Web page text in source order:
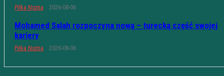
Piłka Nożna 2026-08-06
Mohamed Salah rozpoczyna nową – turecką część swojej
kariery
Piłka Nożna 2026-08-06